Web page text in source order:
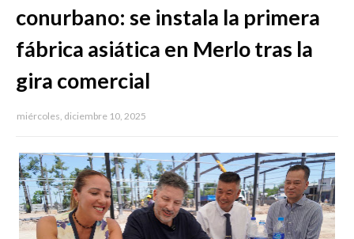
conurbano: se instala la primera
fábrica asiática en Merlo tras la
gira comercial
miércoles, diciembre 10, 2025